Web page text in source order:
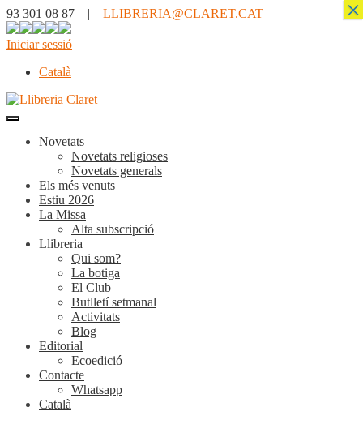
93 301 08 87 | LLIBRERIA@CLARET.CAT
Iniciar sessió
Català
Novetats
Novetats religioses
Novetats generals
Els més venuts
Estiu 2026
La Missa
Alta subscripció
Llibreria
Qui som?
La botiga
El Club
Butlletí setmanal
Activitats
Blog
Editorial
Ecoedició
Contacte
Whatsapp
Català
×